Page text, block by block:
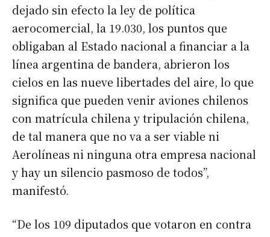
dejado sin efecto la ley de política
aerocomercial, la 19.030, los puntos que
obligaban al Estado nacional a financiar a la
línea argentina de bandera, abrieron los
cielos en las nueve libertades del aire, lo que
significa que pueden venir aviones chilenos
con matrícula chilena y tripulación chilena,
de tal manera que no va a ser viable ni
Aerolíneas ni ninguna otra empresa nacional
y hay un silencio pasmoso de todos”,
manifestó.
“De los 109 diputados que votaron en contra